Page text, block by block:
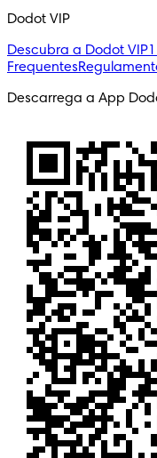
Dodot VIP
Descubra a Dodot VIP
Frequentes
Descarrega a App